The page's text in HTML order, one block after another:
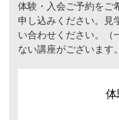
体験・入会ご予約をご
申し込みください。見
い合わせください。（
ない講座がございます